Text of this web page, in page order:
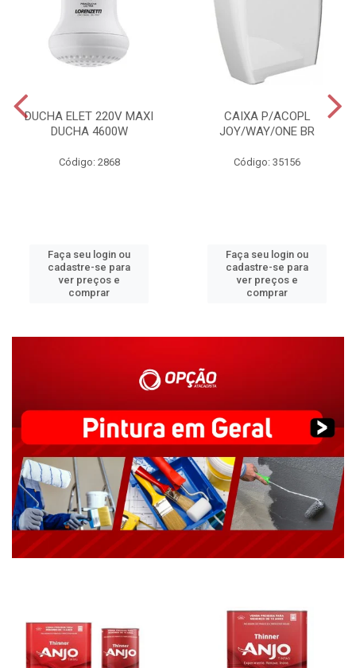
DUCHA ELET 220V MAXI
DUCHA 4600W
Código: 2868
Faça seu login ou
cadastre-se para
ver preços e
comprar
CAIXA P/ACOPL
JOY/WAY/ONE BR
Código: 35156
Faça seu login ou
cadastre-se para
ver preços e
comprar